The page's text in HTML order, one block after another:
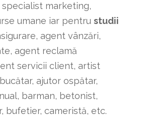
marketing,
umane iar pentru studii
agent vânzări,
agent reclamă
servicii client, artist
ajutor ospătar,
barman, betonist,
bufetier, cameristă, etc.